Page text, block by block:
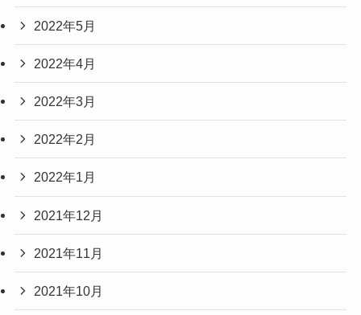
2022年5月
2022年4月
2022年3月
2022年2月
2022年1月
2021年12月
2021年11月
2021年10月